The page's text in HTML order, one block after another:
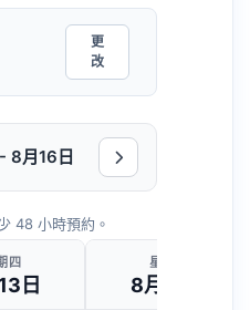
更
改
8月16日
48 小時預約。
四
日
星期五
8月14日